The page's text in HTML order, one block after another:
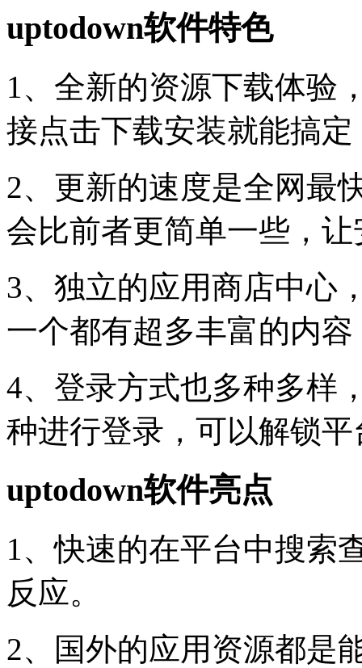
uptodown软件特色
1、全新的资源下载体验
接点击下载安装就能搞
2、更新的速度是全网最
会比前者更简单一些，
3、独立的应用商店中心
一个都有超多丰富的内
4、登录方式也多种多样
种进行登录，可以解锁
uptodown软件亮点
1、快速的在平台中搜索
反应。
2、国外的应用资源都是